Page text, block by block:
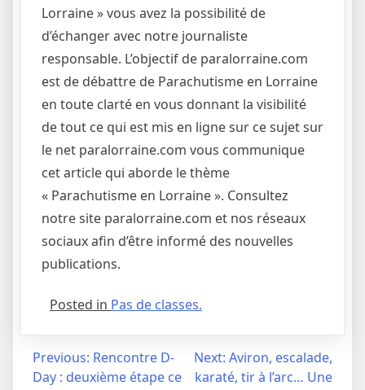
Lorraine » vous avez la possibilité de
d’échanger avec notre journaliste
responsable. L’objectif de paralorraine.com
est de débattre de Parachutisme en Lorraine
en toute clarté en vous donnant la visibilité
de tout ce qui est mis en ligne sur ce sujet sur
le net paralorraine.com vous communique
cet article qui aborde le thème
« Parachutisme en Lorraine ». Consultez
notre site paralorraine.com et nos réseaux
sociaux afin d’être informé des nouvelles
publications.
Posted in Pas de classes.
Navigation
Previous: Rencontre D-
Day : deuxième étape ce
Next: Aviron, escalade,
karaté, tir à l’arc… Une